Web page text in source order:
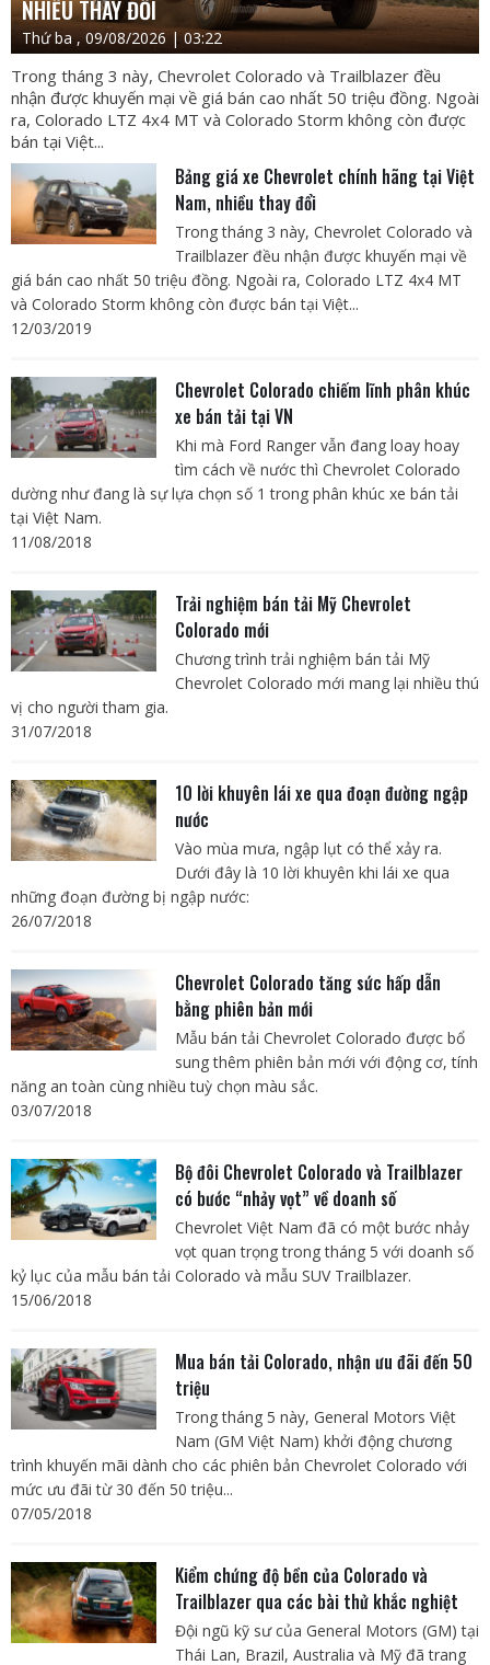
NHIỀU THAY ĐỔI
Thứ ba , 09/08/2026 | 03:22
Trong tháng 3 này, Chevrolet Colorado và Trailblazer đều
nhận được khuyến mại về giá bán cao nhất 50 triệu đồng. Ngoài
ra, Colorado LTZ 4x4 MT và Colorado Storm không còn được
bán tại Việt...
Bảng giá xe Chevrolet chính hãng tại Việt
Nam, nhiều thay đổi
Trong tháng 3 này, Chevrolet Colorado và
Trailblazer đều nhận được khuyến mại về
giá bán cao nhất 50 triệu đồng. Ngoài ra, Colorado LTZ 4x4 MT
và Colorado Storm không còn được bán tại Việt...
12/03/2019
Chevrolet Colorado chiếm lĩnh phân khúc
xe bán tải tại VN
Khi mà Ford Ranger vẫn đang loay hoay
tìm cách về nước thì Chevrolet Colorado
dường như đang là sự lựa chọn số 1 trong phân khúc xe bán tải
tại Việt Nam.
11/08/2018
Trải nghiệm bán tải Mỹ Chevrolet
Colorado mới
Chương trình trải nghiệm bán tải Mỹ
Chevrolet Colorado mới mang lại nhiều thú
vị cho người tham gia.
31/07/2018
10 lời khuyên lái xe qua đoạn đường ngập
nước
Vào mùa mưa, ngập lụt có thể xảy ra.
Dưới đây là 10 lời khuyên khi lái xe qua
những đoạn đường bị ngập nước:
26/07/2018
Chevrolet Colorado tăng sức hấp dẫn
bằng phiên bản mới
Mẫu bán tải Chevrolet Colorado được bổ
sung thêm phiên bản mới với động cơ, tính
năng an toàn cùng nhiều tuỳ chọn màu sắc.
03/07/2018
Bộ đôi Chevrolet Colorado và Trailblazer
có bước “nhảy vọt” về doanh số
Chevrolet Việt Nam đã có một bước nhảy
vọt quan trọng trong tháng 5 với doanh số
kỷ lục của mẫu bán tải Colorado và mẫu SUV Trailblazer.
15/06/2018
Mua bán tải Colorado, nhận ưu đãi đến 50
triệu
Trong tháng 5 này, General Motors Việt
Nam (GM Việt Nam) khởi động chương
trình khuyến mãi dành cho các phiên bản Chevrolet Colorado với
mức ưu đãi từ 30 đến 50 triệu...
07/05/2018
Kiểm chứng độ bền của Colorado và
Trailblazer qua các bài thử khắc nghiệt
Đội ngũ kỹ sư của General Motors (GM) tại
Thái Lan, Brazil, Australia và Mỹ đã trang